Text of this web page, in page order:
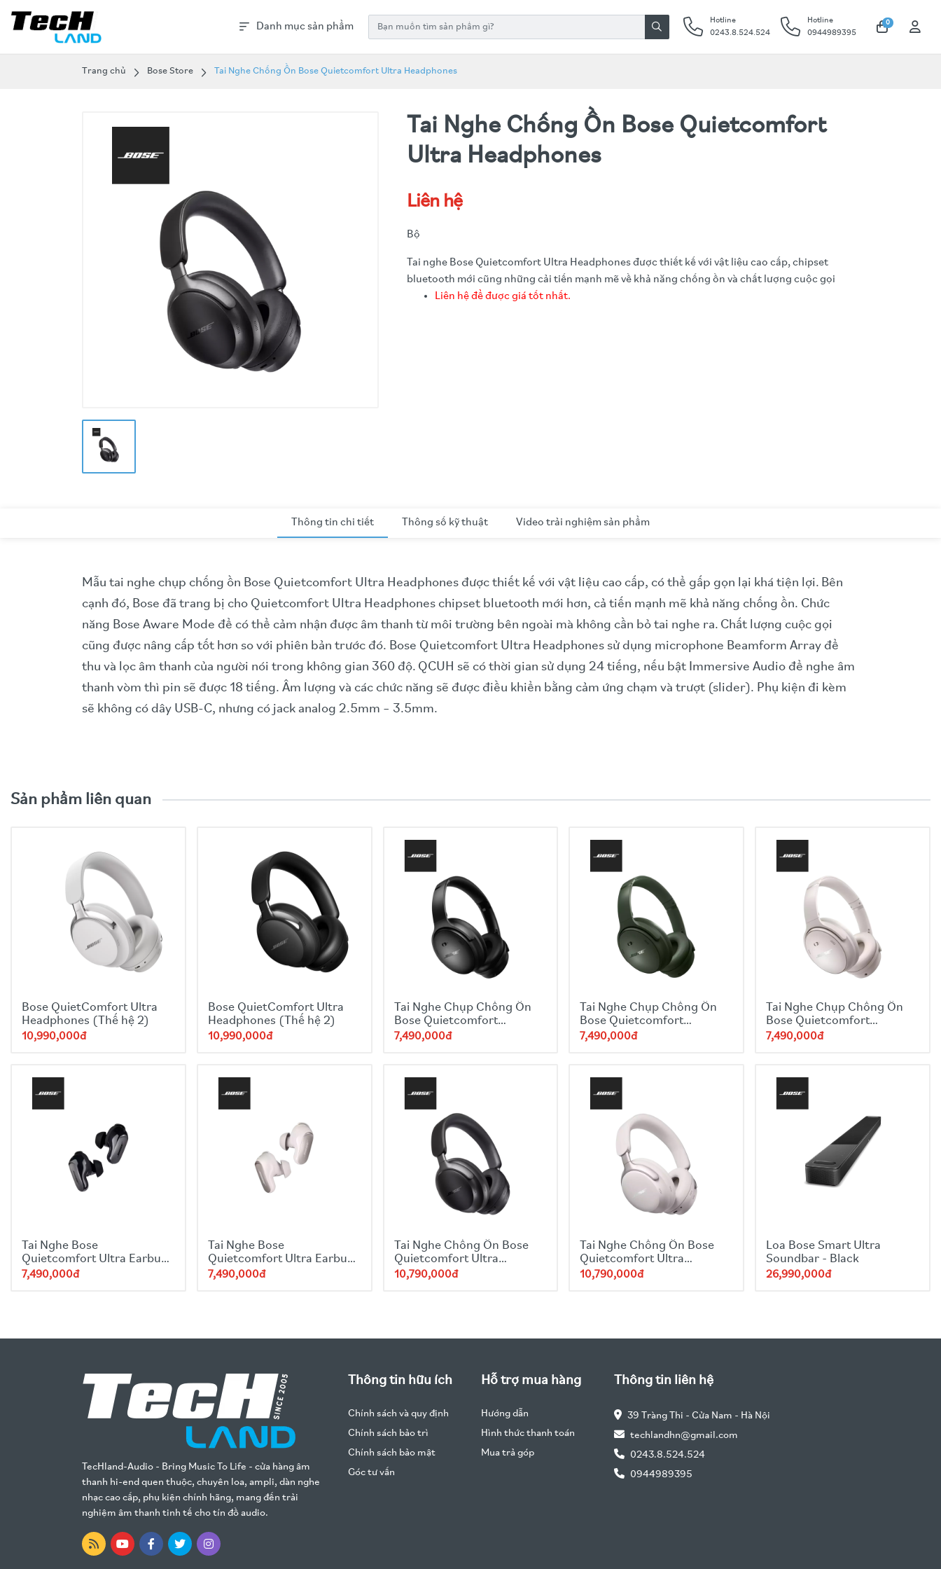
Danh mục sản phẩm
Hotline
0243.8.524.524
Hotline
0944989395
0
Trang chủ Bose Store Tai Nghe Chống Ồn Bose Quietcomfort Ultra Headphones
Tai Nghe Chống Ồn Bose Quietcomfort
Ultra Headphones
Liên hệ
Bộ
Tai nghe Bose Quietcomfort Ultra Headphones được thiết kế với vật liệu cao cấp, chipset
bluetooth mới cũng những cải tiến mạnh mẽ về khả năng chống ồn và chất lượng cuộc gọi
Liên hệ để được giá tốt nhất.
Thông tin chi tiết Thông số kỹ thuật Video trải nghiệm sản phẩm
Mẫu tai nghe chụp chống ồn Bose Quietcomfort Ultra Headphones được thiết kế với vật liệu cao cấp, có thể gấp gọn lại khá tiện lợi. Bên
cạnh đó, Bose đã trang bị cho Quietcomfort Ultra Headphones chipset bluetooth mới hơn, cả tiến mạnh mẽ khả năng chống ồn. Chức
năng Bose Aware Mode để có thể cảm nhận được âm thanh từ môi trường bên ngoài mà không cần bỏ tai nghe ra. Chất lượng cuộc gọi
cũng được nâng cấp tốt hơn so với phiên bản trước đó. Bose Quietcomfort Ultra Headphones sử dụng microphone Beamform Array để
thu và lọc âm thanh của người nói trong không gian 360 độ. QCUH sẽ có thời gian sử dụng 24 tiếng, nếu bật Immersive Audio để nghe âm
thanh vòm thì pin sẽ được 18 tiếng. Âm lượng và các chức năng sẽ được điều khiển bằng cảm ứng chạm và trượt (slider). Phụ kiện đi kèm
sẽ không có dây USB-C, nhưng có jack analog 2.5mm – 3.5mm.
Sản phẩm liên quan
Bose QuietComfort Ultra
Headphones (Thế hệ 2)
10,990,000đ
Bose QuietComfort Ultra
Headphones (Thế hệ 2)
10,990,000đ
Tai Nghe Chụp Chống Ồn
Bose Quietcomfort
Headphones - Black
7,490,000đ
Tai Nghe Chụp Chống Ồn
Bose Quietcomfort
Headphones - Green
7,490,000đ
Tai Nghe Chụp Chống Ồn
Bose Quietcomfort
Headphones - White
7,490,000đ
Tai Nghe Bose
Quietcomfort Ultra Earbuds
- Black (Gen 2)
7,490,000đ
Tai Nghe Bose
Quietcomfort Ultra Earbuds
- White
7,490,000đ
Tai Nghe Chống Ồn Bose
Quietcomfort Ultra
Headphones - Black
10,790,000đ
Tai Nghe Chống Ồn Bose
Quietcomfort Ultra
Headphones - White
10,790,000đ
Loa Bose Smart Ultra
Soundbar - Black
26,990,000đ
TecHland-Audio - Bring Music To Life - cửa hàng âm
thanh hi-end quen thuộc, chuyên loa, ampli, dàn nghe
nhạc cao cấp, phụ kiện chính hãng, mang đến trải
nghiệm âm thanh tinh tế cho tín đồ audio.
Thông tin hữu ích
Chính sách và quy định
Chính sách bảo trì
Chính sách bảo mật
Góc tư vấn
Hỗ trợ mua hàng
Hướng dẫn
Hình thức thanh toán
Mua trả góp
Thông tin liên hệ
39 Tràng Thi - Cửa Nam - Hà Nội
techlandhn@gmail.com
0243.8.524.524
0944989395